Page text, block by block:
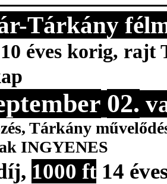
Tárkány
éves korig,
02.
Tárkány
INGYENES
1000 ft14